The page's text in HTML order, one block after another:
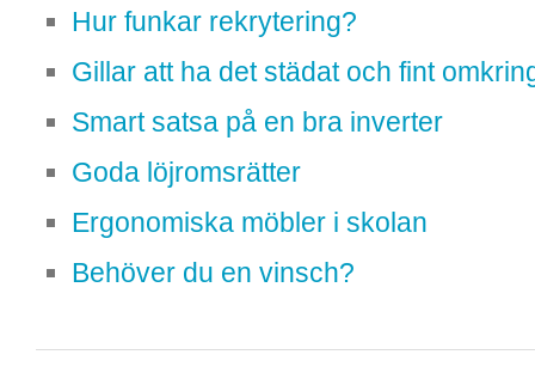
Hur funkar rekrytering?
Gillar att ha det städat och fint
Smart satsa på en bra inverter
Goda löjromsrätter
Ergonomiska möbler i skolan
Behöver du en vinsch?